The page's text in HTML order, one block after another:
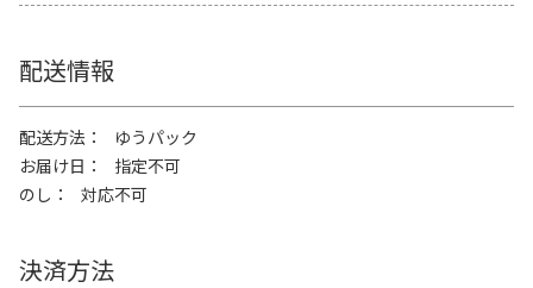
配送情報
配送方法
ゆうパック
お届け日
指定不可
のし
対応不可
決済方法